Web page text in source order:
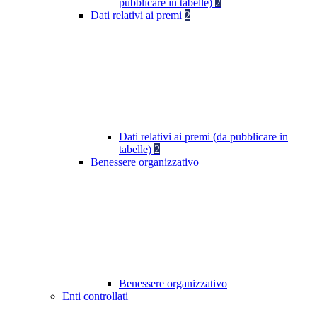
pubblicare in tabelle) 2
Dati relativi ai premi 2
Dati relativi ai premi (da pubblicare in
tabelle) 2
Benessere organizzativo
Benessere organizzativo
Enti controllati